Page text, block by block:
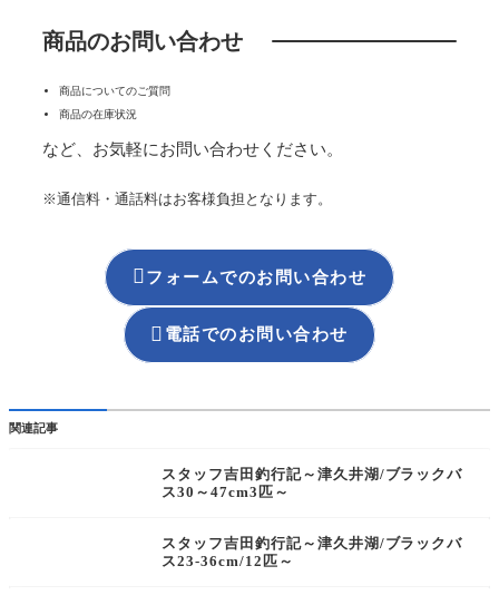
商品のお問い合わせ
商品についてのご質問
商品の在庫状況
など、お気軽にお問い合わせください。
※通信料・通話料はお客様負担となります。
 フォームでのお問い合わせ
 電話でのお問い合わせ
関連記事
スタッフ吉田釣行記～津久井湖/ブラックバ
ス30～47cm3匹～
スタッフ吉田釣行記～津久井湖/ブラックバ
ス23-36cm/12匹～